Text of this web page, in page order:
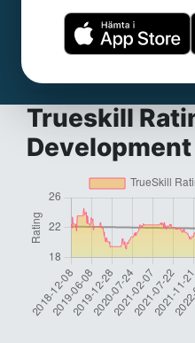
Trueskill Rating:21.65
Spelade matcher:263
Vinstprocent:45.63%
Trueskill
Development